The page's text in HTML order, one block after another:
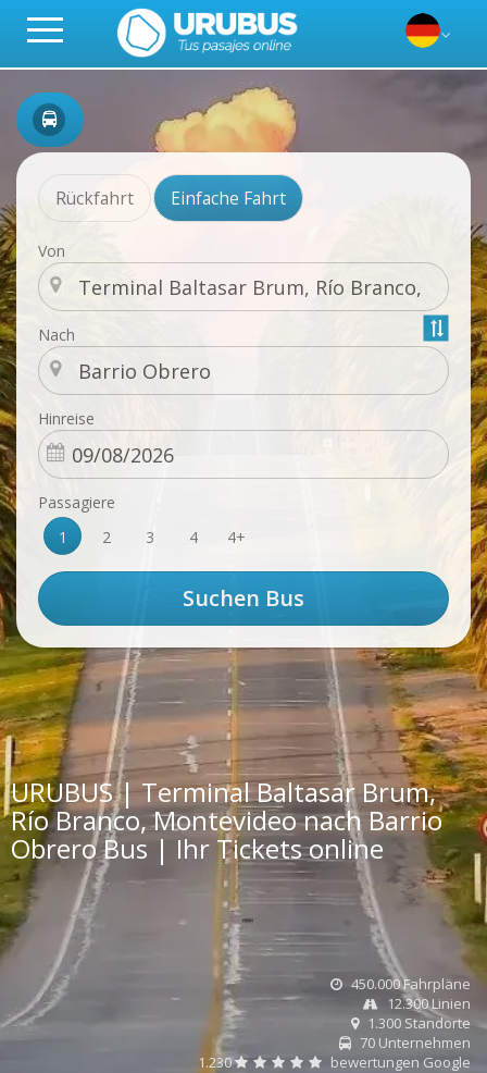
Rückfahrt Einfache Fahrt
Von
Nach
Hinreise
Passagiere
1
2 3 4 4+
URUBUS | Terminal Baltasar Brum,
Río Branco, Montevideo nach Barrio
Obrero Bus | Ihr Tickets online
450.000 Fahrpläne
12.300 Linien
1.300 Standorte
70 Unternehmen
1.230
bewertungen Google